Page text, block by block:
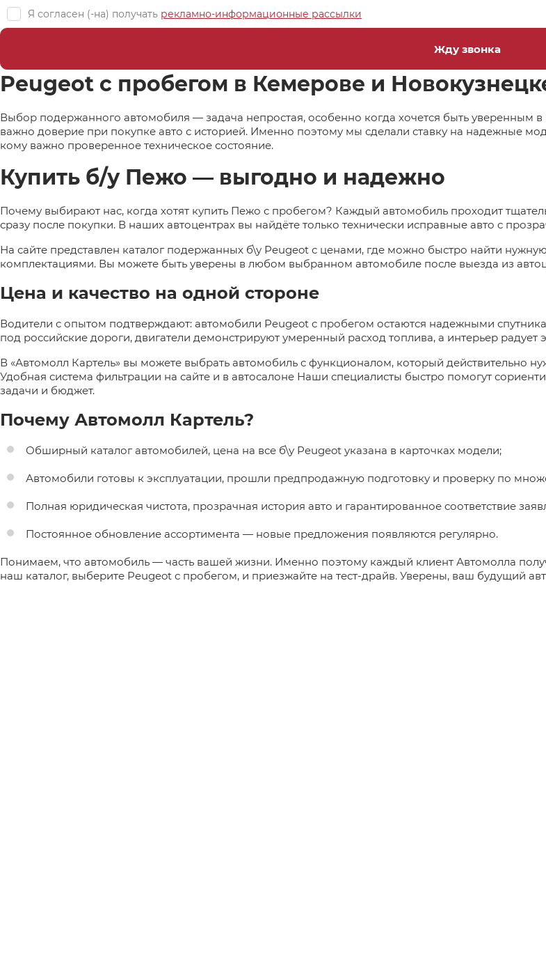
Я согласен (-на) получать рекламно-информационные рассылки
Жду звонка
Peugeot с пробегом в Кемерове и
Выбор подержанного автомобиля — задача непростая, особенно когда хочется быть уверенным в
важно доверие при покупке авто с историей. Именно поэтому мы сделали ставку на надежные
кому важно проверенное техническое состояние.
Купить б/у Пежо — выгодно и надежно
Почему выбирают нас, когда хотят купить Пежо с пробегом? Каждый автомобиль проходит
сразу после покупки. В наших автоцентрах вы найдёте только технически исправные авто с
На сайте представлен каталог подержанных б\у Peugeot с ценами, где можно быстро найти
комплектациями. Вы можете быть уверены в любом выбранном автомобиле после выезда из
Цена и качество на одной стороне
Водители с опытом подтверждают: автомобили Peugeot с пробегом остаются надежными
под российские дороги, двигатели демонстрируют умеренный расход топлива, а интерьер радует
В «Автомолл Картель» вы можете выбрать автомобиль с функционалом, который действительно
Удобная система фильтрации на сайте и в автосалоне Наши специалисты быстро помогут
задачи и бюджет.
Почему Автомолл Картель?
Обширный каталог автомобилей, цена на все б\у Peugeot указана в карточках модели;
Автомобили готовы к эксплуатации, прошли предпродажную подготовку и проверку по
Полная юридическая чистота, прозрачная история авто и гарантированное соответствие
Постоянное обновление ассортимента — новые предложения появляются регулярно.
Понимаем, что автомобиль — часть вашей жизни. Именно поэтому каждый клиент Автомолла
наш каталог, выберите Peugeot с пробегом, и приезжайте на тест-драйв. Уверены, ваш будущий